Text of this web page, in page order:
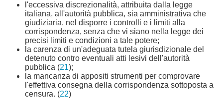
l'eccessiva discrezionalità, attribuita dalla legge
italiana, all'autorità pubblica, sia amministrativa che
giudiziaria, nel disporre i controlli e i limiti alla
corrispondenza, senza che vi siano nella legge dei
precisi limiti e condizioni a tale potere;
la carenza di un'adeguata tutela giurisdizionale del
detenuto contro eventuali atti lesivi dell'autorità
pubblica (21);
la mancanza di appositi strumenti per comprovare
l'effettiva consegna della corrispondenza sottoposta a
censura. (22)